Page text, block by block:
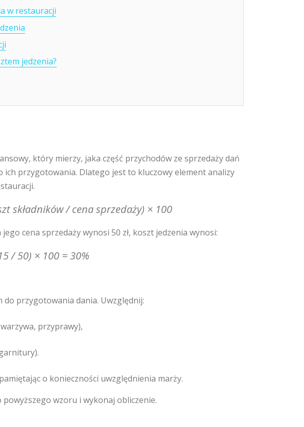
w restauracji
jedzenia?
który mierzy, jaka część przychodów ze sprzedaży dań
ich przygotowania. Dlatego jest to kluczowy element analizy
składników / cena sprzedaży) × 100
cena sprzedaży wynosi 50 zł, koszt jedzenia wynosi:
/ 50) × 100 = 30%
do przygotowania dania. Uwzględnij:
przyprawy),
o konieczności uwzględnienia marży.
wzoru i wykonaj obliczenie.